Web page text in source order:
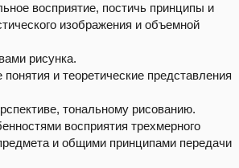
восприятие, постичь принципы и
изображения и объемной
рисунка.
и теоретические представления
тональному рисованию.
восприятия трехмерного
и общими принципами передачи